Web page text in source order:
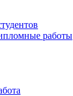
работы